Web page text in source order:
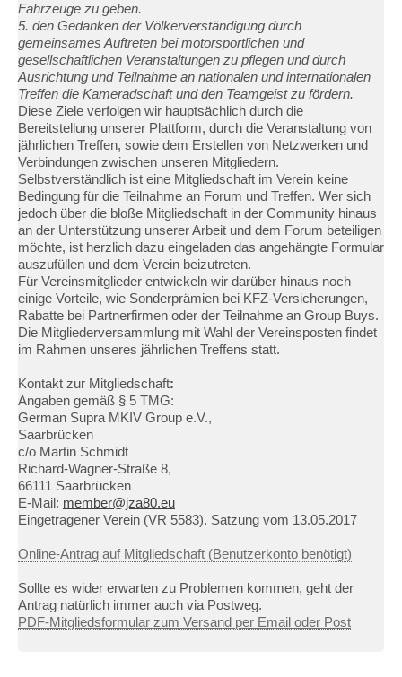
Fahrzeuge zu geben.
5. den Gedanken der Völkerverständigung durch
gemeinsames Auftreten bei motorsportlichen und
gesellschaftlichen Veranstaltungen zu pflegen und durch
Ausrichtung und Teilnahme an nationalen und internationalen
Treffen die Kameradschaft und den Teamgeist zu fördern.
Diese Ziele verfolgen wir hauptsächlich durch die
Bereitstellung unserer Plattform, durch die Veranstaltung von
jährlichen Treffen, sowie dem Erstellen von Netzwerken und
Verbindungen zwischen unseren Mitgliedern.
Selbstverständlich ist eine Mitgliedschaft im Verein keine
Bedingung für die Teilnahme an Forum und Treffen. Wer sich
jedoch über die bloße Mitgliedschaft in der Community hinaus
an der Unterstützung unserer Arbeit und dem Forum beteiligen
möchte, ist herzlich dazu eingeladen das angehängte Formular
auszufüllen und dem Verein beizutreten.
Für Vereinsmitglieder entwickeln wir darüber hinaus noch
einige Vorteile, wie Sonderprämien bei KFZ-Versicherungen,
Rabatte bei Partnerfirmen oder der Teilnahme an Group Buys.
Die Mitgliederversammlung mit Wahl der Vereinsposten findet
im Rahmen unseres jährlichen Treffens statt.
Kontakt zur Mitgliedschaft:
Angaben gemäß § 5 TMG:
German Supra MKIV Group e.V.,
Saarbrücken
c/o Martin Schmidt
Richard-Wagner-Straße 8,
66111 Saarbrücken
E-Mail: member@jza80.eu
Eingetragener Verein (VR 5583). Satzung vom 13.05.2017
Online-Antrag auf Mitgliedschaft (Benutzerkonto benötigt)
Sollte es wider erwarten zu Problemen kommen, geht der
Antrag natürlich immer auch via Postweg.
PDF-Mitgliedsformular zum Versand per Email oder Post